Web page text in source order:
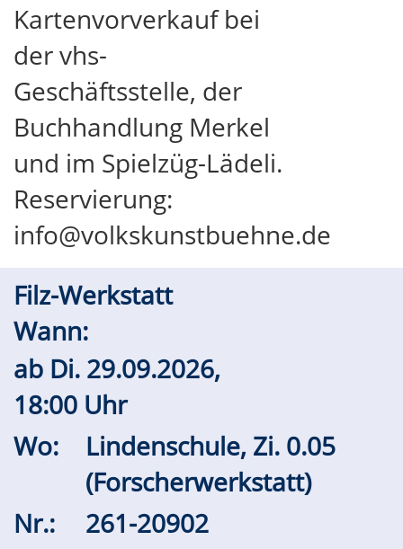
Kartenvorverkauf bei
der vhs-
Geschäftsstelle, der
Buchhandlung Merkel
und im Spielzüg-Lädeli.
Reservierung:
info@volkskunstbuehne.de
Filz-Werkstatt
Wann:
ab Di. 29.09.2026,
18:00 Uhr
Wo:
Lindenschule, Zi. 0.05
(Forscherwerkstatt)
Nr.:
261-20902